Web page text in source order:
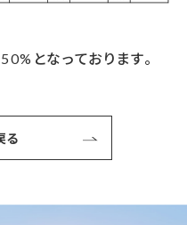
となっております。
る